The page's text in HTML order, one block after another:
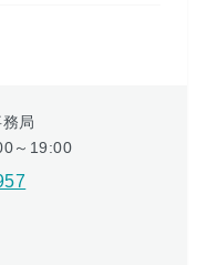
局
～19:00